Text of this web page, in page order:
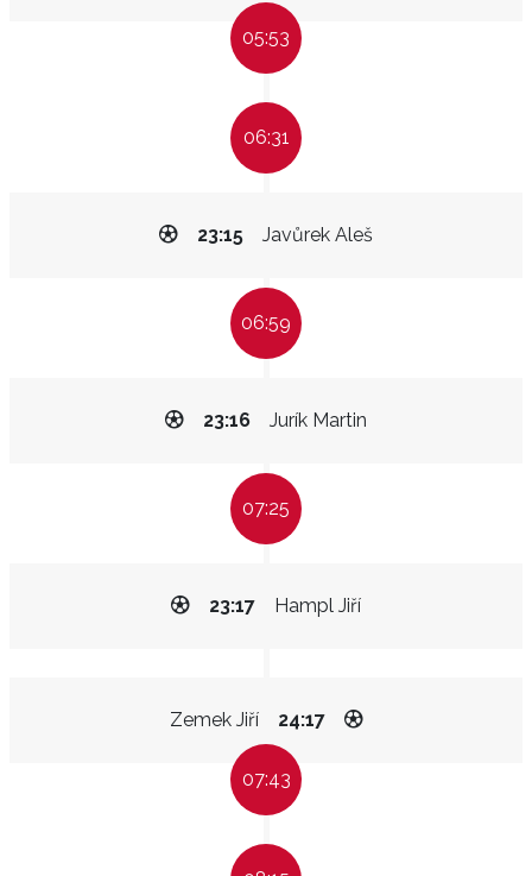
05:53
06:31
Javůrek Aleš
23:15
06:59
Jurík Martin
23:16
07:25
Hampl Jiří
23:17
Zemek Jiří 24:17
07:43